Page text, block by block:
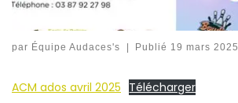
par Équipe Audaces's | Publié 19 mars 2025
ACM ados avril 2025 Télécharger